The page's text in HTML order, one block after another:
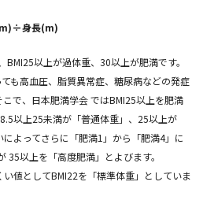
身長(m)
以上が過体重、30以上が肥満です。
も高血圧、脂質異常症、糖尿病などの発症
で、日本肥満学会 ではBMI25以上を肥満
以上25未満が「普通体重」、25以上が
によってさらに「肥満1」から「肥満4」に
35以上を「高度肥満」とよびます。
値としてBMI22を「標準体重」としていま